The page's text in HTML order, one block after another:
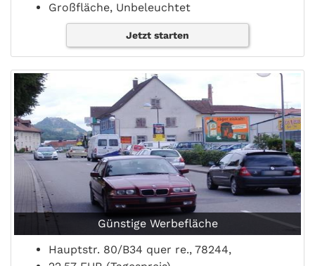
Großfläche, Unbeleuchtet
Jetzt starten
Günstige Werbefläche
Hauptstr. 80/B34 quer re., 78244,